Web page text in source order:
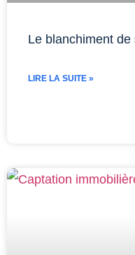
Le blanchiment
LIRE LA SUITE »